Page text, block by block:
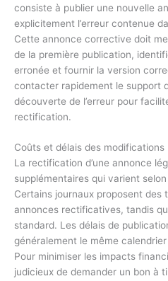
consiste à publier une nouvelle
explicitement l’erreur contenue
Cette annonce corrective doit
de la première publication,
erronée et fournir la version
contacter rapidement le support
découverte de l’erreur pour
rectification.
Coûts et délais des modifications
La rectification d’une annonce
supplémentaires qui varient
Certains journaux proposent des
annonces rectificatives, tandis
standard. Les délais de
généralement le même
Pour minimiser les impacts
judicieux de demander un bon à